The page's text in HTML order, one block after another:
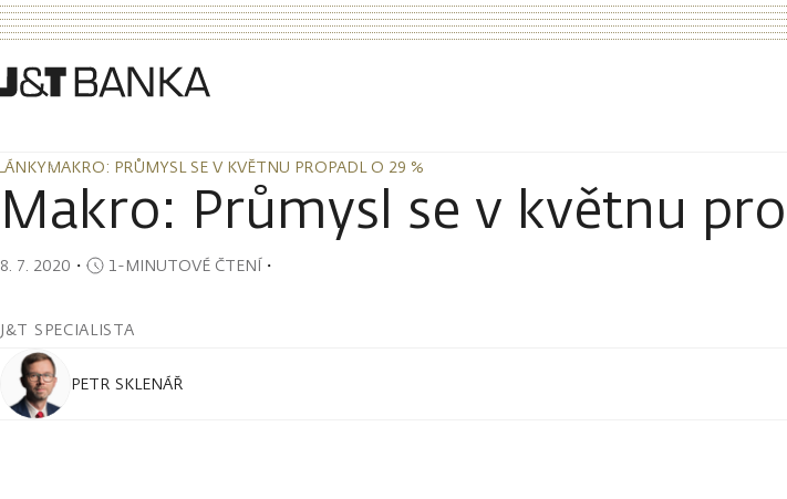
MAKRO: PRŮMYSL SE V KVĚTNU PROPADL O 29 %
MAKRO: PRŮMYSL SE V KVĚTNU PROPADL O 29 %
Makro: Průmysl se v květnu
8. 7. 2020 ・ 1-MINUTOVÉ ČTENÍ・
J&T SPECIALISTA
PETR SKLENÁŘ